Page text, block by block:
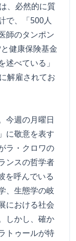
、必然的に質
で、「500人
師のタンポン
健康保険基金
べている」
解雇されてお
今週の月曜日
に敬意を表す
ラ・クロワの
ンスの哲学者
を呼んでいる
、生態学の岐
における社会
しかし、確か
トゥールが特